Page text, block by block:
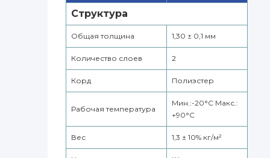
Структура
Общая толщина 1,30 ± 0,1 мм
Количество слоев 2
Корд Полиэстер
Рабочая температура
Мин.:-20°С Макс.:
+90°С
Вес 1,3 ± 10% кг/м²